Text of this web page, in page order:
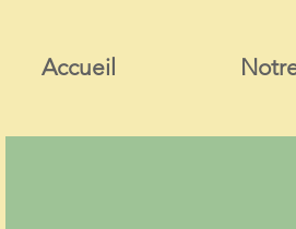
Accueil